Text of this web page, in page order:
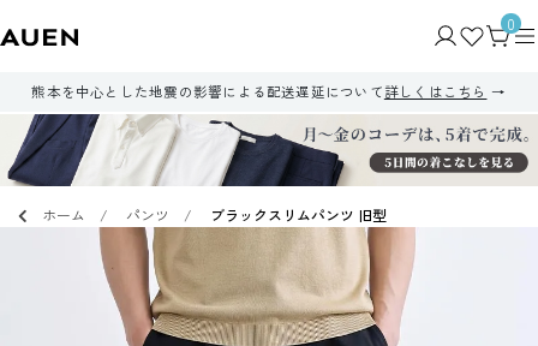
0
熊本を中心とした地震の影響による配送遅延について詳しくはこちら
ホーム パンツ ブラックスリムパンツ 旧型